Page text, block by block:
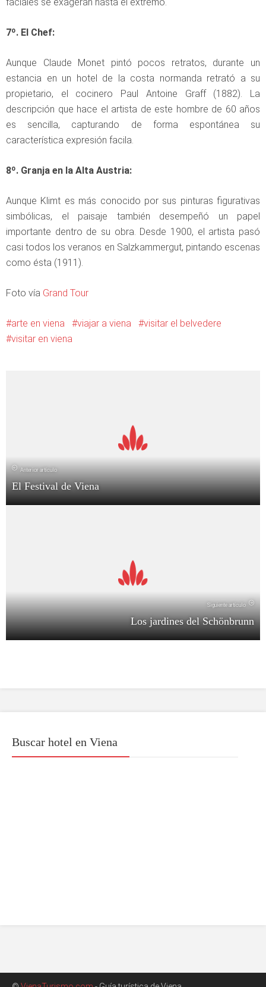
7º. El Chef:
Aunque Claude Monet pintó pocos retratos, durante un
estancia en un hotel de la costa normanda retrató a su
propietario, el cocinero Paul Antoine Graff (1882). La
descripción que hace el artista de este hombre de 60 años
es sencilla, capturando de forma espontánea su
característica expresión facila.
8º. Granja en la Alta Austria:
Aunque Klimt es más conocido por sus pinturas figurativas
simbólicas, el paisaje también desempeñó un papel
importante dentro de su obra. Desde 1900, el artista pasó
casi todos los veranos en Salzkammergut, pintando escenas
como ésta (1911).
Foto vía Grand Tour
arte en viena viajar a viena
visitar el belvedere
visitar en viena
Anterior artículo
El Festival de Viena
Siguiente artículo
Los jardines del Schönbrunn
Buscar hotel en Viena